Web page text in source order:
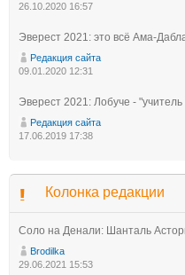
26.10.2020 16:57
Эверест 2021: это всё Ама-
Редакция сайта
09.01.2020 12:31
Эверест 2021: Лобуче -
Редакция сайта
17.06.2019 17:38
Колонка редакции
Соло на Денали: Шанталь
Brodilka
29.06.2021 15:53